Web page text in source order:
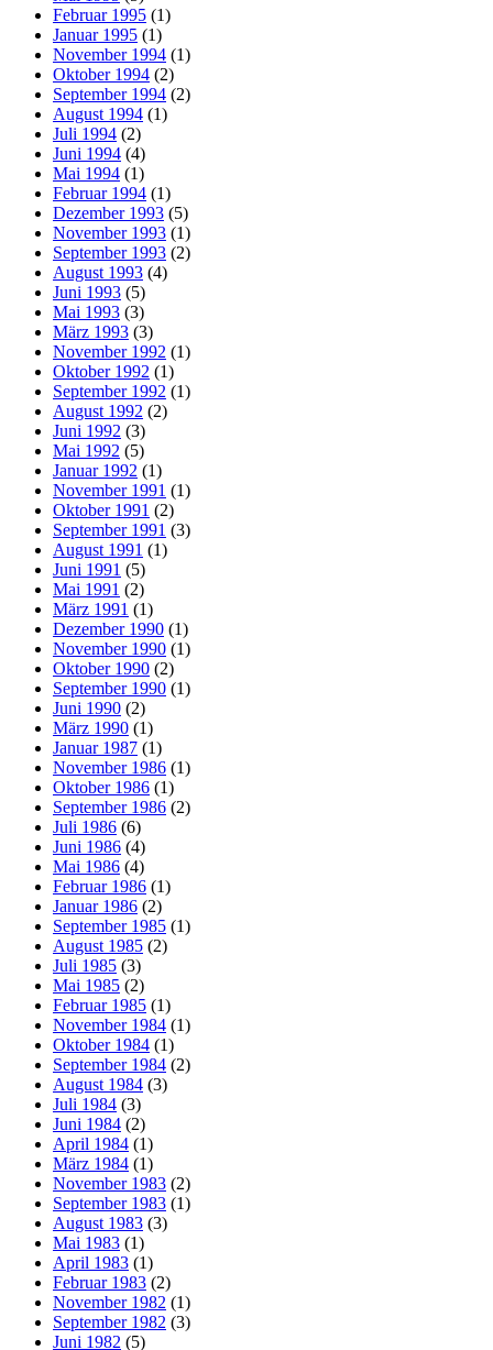
Februar 1995 (1)
Januar 1995 (1)
November 1994 (1)
Oktober 1994 (2)
September 1994 (2)
August 1994 (1)
Juli 1994 (2)
Juni 1994 (4)
Mai 1994 (1)
Februar 1994 (1)
Dezember 1993 (5)
November 1993 (1)
September 1993 (2)
August 1993 (4)
Juni 1993 (5)
Mai 1993 (3)
März 1993 (3)
November 1992 (1)
Oktober 1992 (1)
September 1992 (1)
August 1992 (2)
Juni 1992 (3)
Mai 1992 (5)
Januar 1992 (1)
November 1991 (1)
Oktober 1991 (2)
September 1991 (3)
August 1991 (1)
Juni 1991 (5)
Mai 1991 (2)
März 1991 (1)
Dezember 1990 (1)
November 1990 (1)
Oktober 1990 (2)
September 1990 (1)
Juni 1990 (2)
März 1990 (1)
Januar 1987 (1)
November 1986 (1)
Oktober 1986 (1)
September 1986 (2)
Juli 1986 (6)
Juni 1986 (4)
Mai 1986 (4)
Februar 1986 (1)
Januar 1986 (2)
September 1985 (1)
August 1985 (2)
Juli 1985 (3)
Mai 1985 (2)
Februar 1985 (1)
November 1984 (1)
Oktober 1984 (1)
September 1984 (2)
August 1984 (3)
Juli 1984 (3)
Juni 1984 (2)
April 1984 (1)
März 1984 (1)
November 1983 (2)
September 1983 (1)
August 1983 (3)
Mai 1983 (1)
April 1983 (1)
Februar 1983 (2)
November 1982 (1)
September 1982 (3)
Juni 1982 (5)